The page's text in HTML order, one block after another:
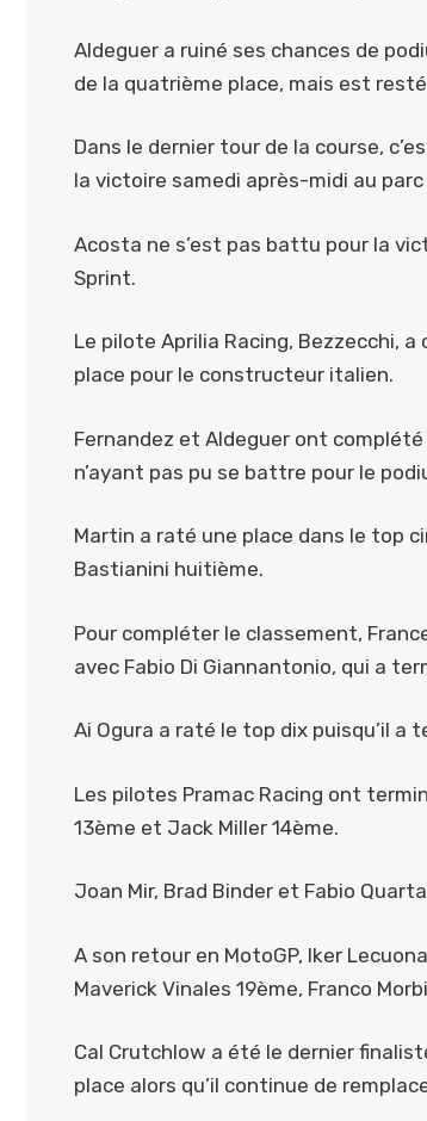
Aldeguer a ruiné ses chances de
de la quatrième place, mais est
Dans le dernier tour de la course,
la victoire samedi après-midi au
Acosta ne s’est pas battu pour la
Sprint.
Le pilote Aprilia Racing, Bezzecchi,
place pour le constructeur italien.
Fernandez et Aldeguer ont
n’ayant pas pu se battre pour le
Martin a raté une place dans le top
Bastianini huitième.
Pour compléter le classement,
avec Fabio Di Giannantonio, qui a
Ai Ogura a raté le top dix puisqu’il a
Les pilotes Pramac Racing ont
13ème et Jack Miller 14ème.
Joan Mir, Brad Binder et Fabio
A son retour en MotoGP, Iker
Maverick Vinales 19ème, Franco
Cal Crutchlow a été le dernier
place alors qu’il continue de